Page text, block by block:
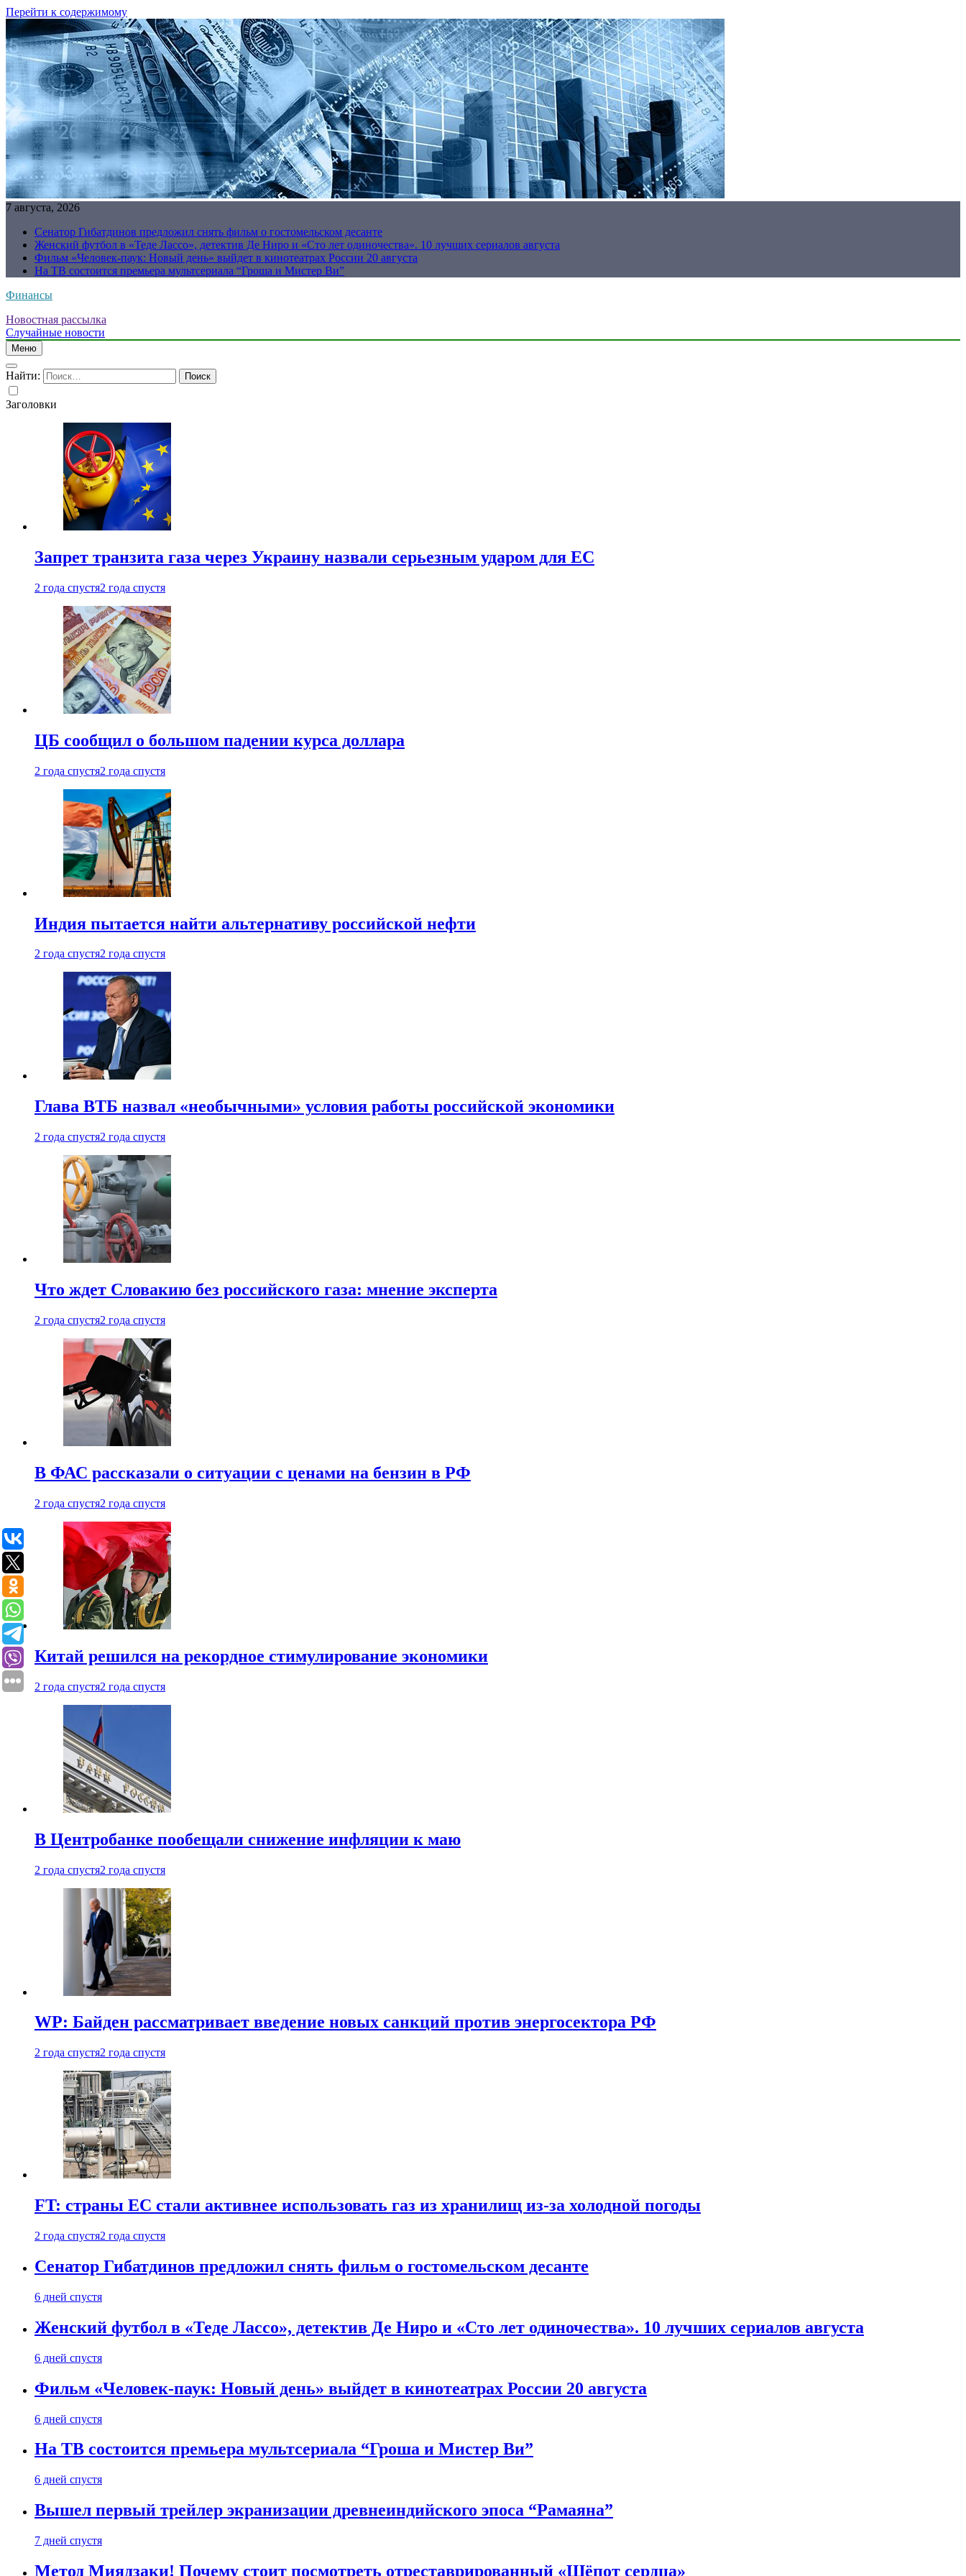
Перейти к содержимому
7 августа, 2026
Сенатор Гибатдинов предложил снять фильм о гостомельском десанте
Женский футбол в «Теде Лассо», детектив Де Ниро и «Сто лет одиночества». 10 лучших сериалов августа
Фильм «Человек-паук: Новый день» выйдет в кинотеатрах России 20 августа
На ТВ состоится премьера мультсериала “Гроша и Мистер Ви”
Финансы
Новостная рассылка
Случайные новости
Меню
Найти:
Заголовки
Запрет транзита газа через Украину назвали серьезным ударом для ЕС
2 года спустя2 года спустя
ЦБ сообщил о большом падении курса доллара
2 года спустя2 года спустя
Индия пытается найти альтернативу российской нефти
2 года спустя2 года спустя
Глава ВТБ назвал «необычными» условия работы российской экономики
2 года спустя2 года спустя
Что ждет Словакию без российского газа: мнение эксперта
2 года спустя2 года спустя
В ФАС рассказали о ситуации с ценами на бензин в РФ
2 года спустя2 года спустя
Китай решился на рекордное стимулирование экономики
2 года спустя2 года спустя
В Центробанке пообещали снижение инфляции к маю
2 года спустя2 года спустя
WP: Байден рассматривает введение новых санкций против энергосектора РФ
2 года спустя2 года спустя
FT: страны ЕС стали активнее использовать газ из хранилищ из-за холодной погоды
2 года спустя2 года спустя
Сенатор Гибатдинов предложил снять фильм о гостомельском десанте
6 дней спустя
Женский футбол в «Теде Лассо», детектив Де Ниро и «Сто лет одиночества». 10 лучших сериалов августа
6 дней спустя
Фильм «Человек-паук: Новый день» выйдет в кинотеатрах России 20 августа
6 дней спустя
На ТВ состоится премьера мультсериала “Гроша и Мистер Ви”
6 дней спустя
Вышел первый трейлер экранизации древнеиндийского эпоса “Рамаяна”
7 дней спустя
Метод Миядзаки! Почему стоит посмотреть отреставрированный «Шёпот сердца»